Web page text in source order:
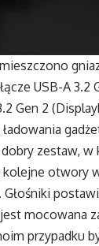
USB-A 3.2
Gen 2
zestaw, w
kolejne otwory
Głośniki
mocowana
przypadku